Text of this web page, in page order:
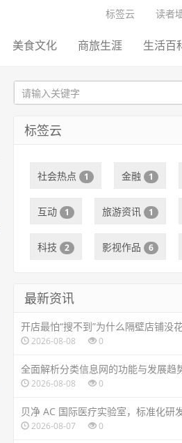
标签云 读者
美食文化 商旅生涯 生活百
标签云
社会热点 1 金融 1
互动 1 旅游资讯 1
科技 2 影视作品 6
最新资讯
开店最怕“搜不到”为什么隔壁店铺没
2026-08-08 0
全面解析分类信息网的功能与发展趋
2026-08-08 0
贝净 AC 国际医疗实验室，标准化研
2026-08-07 0